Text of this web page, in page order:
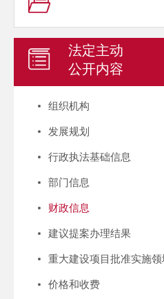
法定主动
公开内容
组织机构
发展规划
行政执法基础信息
部门信息
财政信息
建议提案办理结果
重大建设项目批准实施领
价格和收费